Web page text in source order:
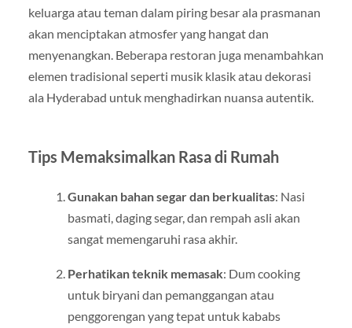
keluarga atau teman dalam piring besar ala prasmanan
akan menciptakan atmosfer yang hangat dan
menyenangkan. Beberapa restoran juga menambahkan
elemen tradisional seperti musik klasik atau dekorasi
ala Hyderabad untuk menghadirkan nuansa autentik.
Tips Memaksimalkan Rasa di Rumah
Gunakan bahan segar dan berkualitas: Nasi
basmati, daging segar, dan rempah asli akan
sangat memengaruhi rasa akhir.
Perhatikan teknik memasak: Dum cooking
untuk biryani dan pemanggangan atau
penggorengan yang tepat untuk kababs